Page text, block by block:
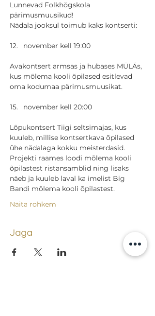
Lunnevad Folkhögskola
pärimusmuusikud!
Nädala jooksul toimub kaks kontserti:
november kell 19:00
Avakontsert armsas ja hubases MÜLÄs,
kus mõlema kooli õpilased esitlevad
oma kodumaa pärimusmuusikat.
november kell 20:00
Lõpukontsert Tiigi seltsimajas, kus
kuuleb, millise kontsertkava õpilased
ühe nädalaga kokku meisterdasid.
Projekti raames loodi mõlema kooli
õpilastest ristansamblid ning lisaks
näeb ja kuuleb laval ka imelist Big
Bandi mõlema kooli õpilastest.
Näita rohkem
Jaga